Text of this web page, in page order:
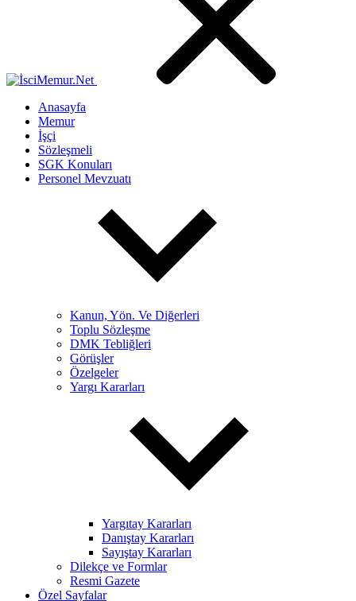
Anasayfa
Memur
İşçi
Sözleşmeli
SGK Konuları
Personel Mevzuatı
Kanun, Yön. Ve Diğerleri
Toplu Sözleşme
DMK Tebliğleri
Görüşler
Özelgeler
Yargı Kararları
Yargıtay Kararları
Danıştay Kararları
Sayıştay Kararları
Dilekçe ve Formlar
Resmi Gazete
Özel Sayfalar